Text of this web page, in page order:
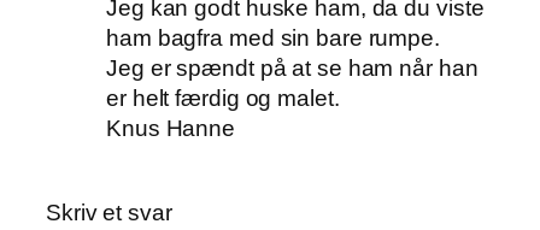
Jeg kan godt huske ham, da du viste
ham bagfra med sin bare rumpe.
Jeg er spændt på at se ham når han
er helt færdig og malet.
Knus Hanne
Skriv et svar